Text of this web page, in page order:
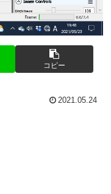
コピー
2021.05.24